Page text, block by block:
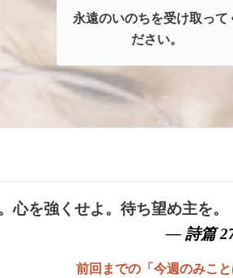
永遠のいのちを受け取って
ださい。
を強くせよ。待ち望め主を。
— 詩篇
前回までの「今週のみこと